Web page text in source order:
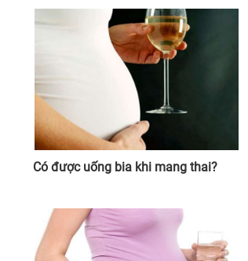
Có được uống bia khi mang thai?